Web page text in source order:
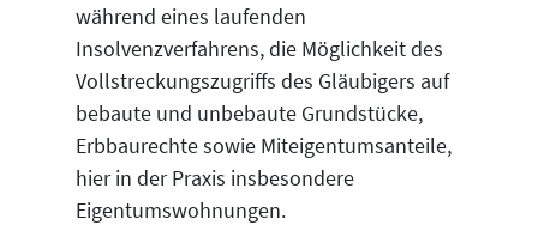
während eines laufenden
Insolvenzverfahrens, die Möglichkeit des
Vollstreckungszugriffs des Gläubigers auf
bebaute und unbebaute Grundstücke,
Erbbaurechte sowie Miteigentumsanteile,
hier in der Praxis insbesondere
Eigentumswohnungen.